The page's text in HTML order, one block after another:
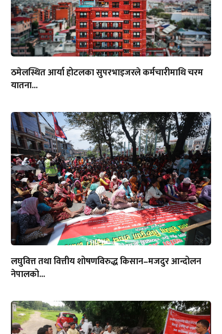
ठमेलस्थित आर्या होटलका सुपरभाइजरले कर्मचारीमाथि चरम
यातना...
लघुवित्त तथा वित्तीय शोषणविरुद्ध किसान–मजदुर आन्दोलन
नेपालको...